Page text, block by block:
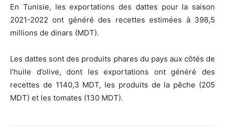
En Tunisie, les exportations des dattes pour la saison
2021-2022 ont généré des recettes estimées à 398,5
millions de dinars (MDT).
Les dattes sont des produits phares du pays aux côtés de
l’huile d’olive, dont les exportations ont généré des
recettes de 1140,3 MDT, les produits de la pêche (205
MDT) et les tomates (130 MDT).